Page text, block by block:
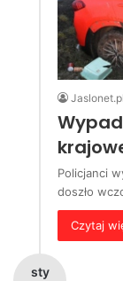
Jaslonet.pl
Policjanci
doszło
Czytaj
sty